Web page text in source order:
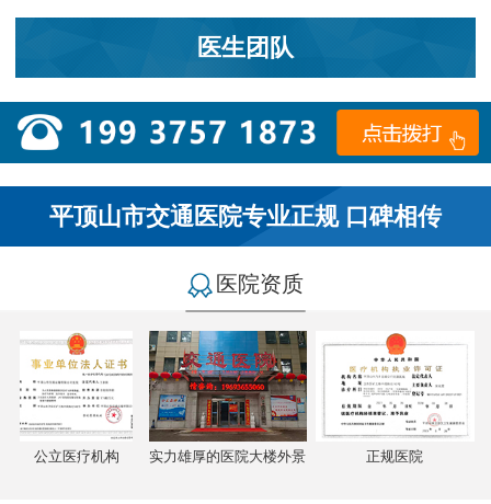
医生团队
平顶山市交通医院专业正规 口碑相传
医院资质
公立医疗机构 实力雄厚的医院大楼外景 正规医院
小李：
医院环境不错，就是人有点多，多亏手机预约了，
不然排队都要排好久…